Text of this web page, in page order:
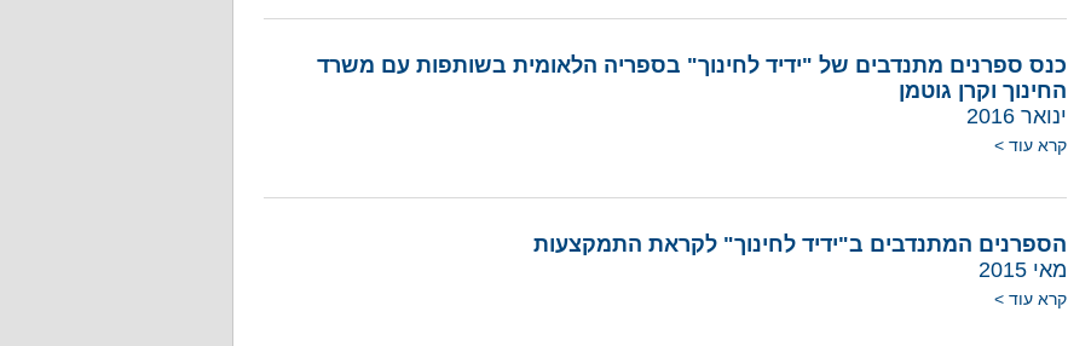
כנס ספרנים מתנדבים של "ידיד לחינוך" בספריה הלאומית בשותפות עם משרד
החינוך וקרן גוטמן
ינואר 2016
קרא עוד >
הספרנים המתנדבים ב"ידיד לחינוך" לקראת התמקצעות
מאי 2015
קרא עוד >